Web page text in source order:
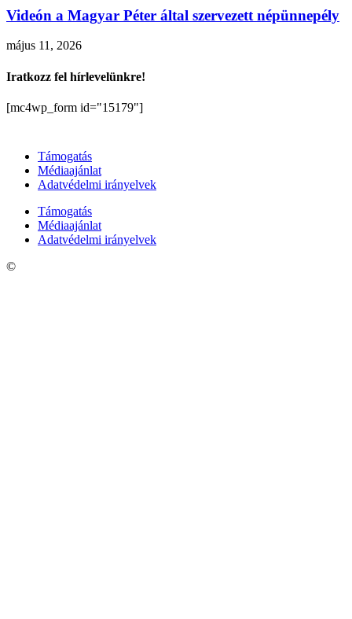
Videón a Magyar Péter által szervezett népünnepély
május 11, 2026
Iratkozz fel hírlevelünkre!
[mc4wp_form id="15179"]
Támogatás
Médiaajánlat
Adatvédelmi irányelvek
Támogatás
Médiaajánlat
Adatvédelmi irányelvek
©